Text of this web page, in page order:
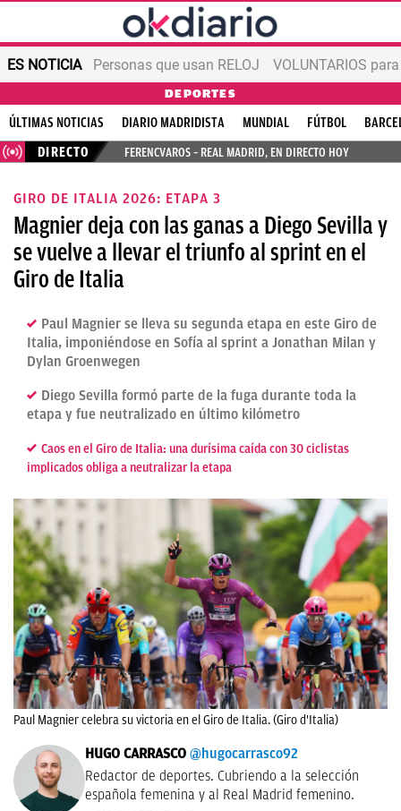
ES NOTICIA Personas que usan RELOJ VOLUNTARIOS
DEPORTES
ÚLTIMAS NOTICIAS DIARIO MADRIDISTA MUNDIAL FÚTBOL
DIRECTO
FERENCVAROS – REAL MADRID, EN DIRECTO HOY
GIRO DE ITALIA 2026: ETAPA 3
Magnier deja con las ganas a Diego Sevilla y
se vuelve a llevar el triunfo al sprint en el
Giro de Italia
Paul Magnier se lleva su segunda etapa en este Giro de
Italia, imponiéndose en Sofía al sprint a Jonathan Milan y
Dylan Groenwegen
Diego Sevilla formó parte de la fuga durante toda la
etapa y fue neutralizado en último kilómetro
Caos en el Giro de Italia: una durísima caída con 30 ciclistas
implicados obliga a neutralizar la etapa
Paul Magnier celebra su victoria en el Giro de Italia. (Giro d'Italia)
HUGO CARRASCO @hugocarrasco92
Redactor de deportes. Cubriendo a la selección
española femenina y al Real Madrid femenino.